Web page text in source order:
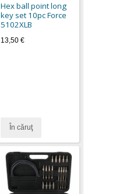
Hex ball point long
key set 10pc Force
5102XLB
13,50 €
În căruţ